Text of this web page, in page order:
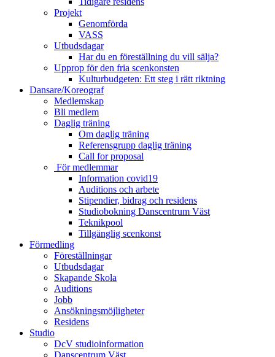
Projekt
Genomförda
VASS
Utbudsdagar
Har du en föreställning du vill sälja?
Upprop för den fria scenkonsten
Kulturbudgeten: Ett steg i rätt riktning
Dansare/Koreograf
Medlemskap
Bli medlem
Daglig träning
Om daglig träning
Referensgrupp daglig träning
Call for proposal
För medlemmar
Information covid19
Auditions och arbete
Stipendier, bidrag och residens
Studiobokning Danscentrum Väst
Teknikpool
Tillgänglig scenkonst
Förmedling
Föreställningar
Utbudsdagar
Skapande Skola
Auditions
Jobb
Ansökningsmöjligheter
Residens
Studio
DcV studioinformation
Danscentrum Väst